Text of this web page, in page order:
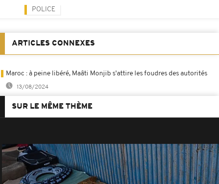
POLICE
ARTICLES CONNEXES
Maroc : à peine libéré, Maâti Monjib s'attire les foudres des autorités
13/08/2024
SUR LE MÊME THÈME